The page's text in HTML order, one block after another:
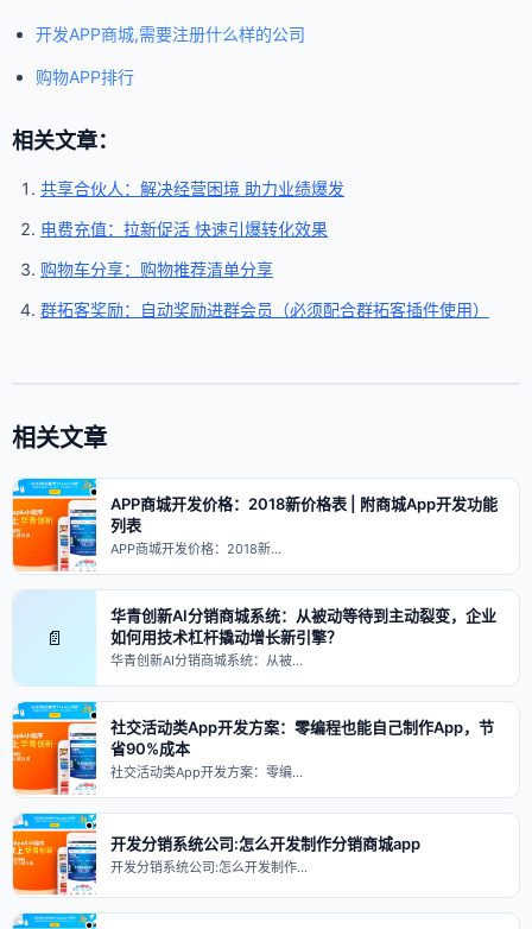
开发APP商城,需要注册什么样的公司
购物APP排行
相关文章：
共享合伙人：解决经营困境 助力业绩爆发
电费充值：拉新促活 快速引爆转化效果
购物车分享：购物推荐清单分享
群拓客奖励：自动奖励进群会员（必须配合群拓客插件使用）
相关文章
APP商城开发价格：2018新价格表 | 附商城App开发功能
列表
APP商城开发价格：2018新…
📄
华青创新AI分销商城系统：从被动等待到主动裂变，企业
如何用技术杠杆撬动增长新引擎？
华青创新AI分销商城系统：从被…
社交活动类App开发方案：零编程也能自己制作App，节
省90%成本
社交活动类App开发方案：零编…
开发分销系统公司:怎么开发制作分销商城app
开发分销系统公司:怎么开发制作…